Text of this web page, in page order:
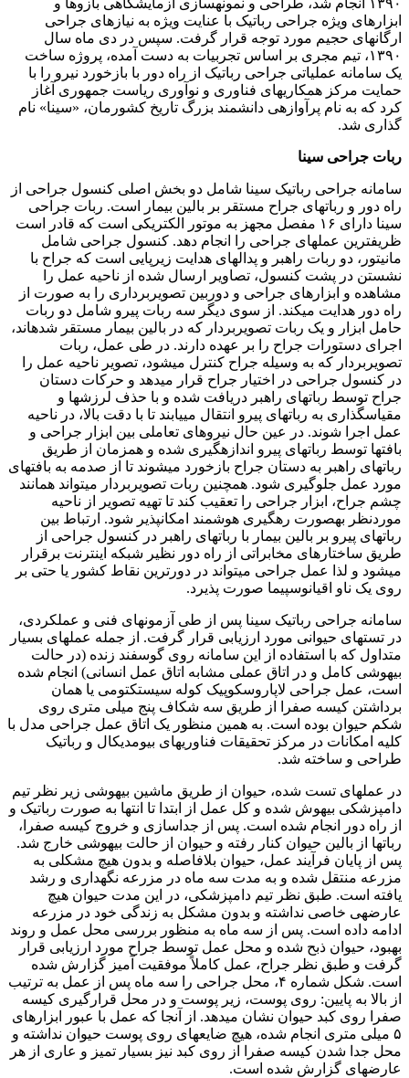
۱۳۹۰ انجام شد، طراحی و نمونهسازی آزمایشگاهی بازوها و
ابزارهای ویژه جراحی رباتیک با عنایت ویژه به نیازهای جراحی
ارگانهای حجیم مورد توجه قرار گرفت. سپس در دی ماه سال
۱۳۹۰، تیم مجری بر اساس تجربیات به دست آمده، پروژه ساخت
یک سامانه عملیاتی جراحی رباتیک از راه دور با بازخورد نیرو را با
حمایت مرکز همکاریهای فناوری و نوآوری ریاست جمهوری آغاز
کرد که به نام پرآوازهی دانشمند بزرگ تاریخ کشورمان، «سینا» نام
گذاری شد.
ربات جراحی سینا
سامانه جراحی رباتیک سینا شامل دو بخش اصلی کنسول جراحی از
راه دور و رباتهای جراح مستقر بر بالین بیمار است. ربات جراحی
سینا دارای ۱۶ مفصل مجهز به موتور الکتریکی است که قادر است
ظریفترین عملهای جراحی را انجام دهد. کنسول جراحی شامل
مانیتور، دو ربات راهبر و پدالهای هدایت زیرپایی است که جراح با
نشستن در پشت کنسول، تصاویر ارسال شده از ناحیه عمل را
مشاهده و ابزارهای جراحی و دوربین تصویربرداری را به صورت از
راه دور هدایت میکند. از سوی دیگر سه ربات پیرو شامل دو ربات
حامل ابزار و یک ربات تصویربردار که در بالین بیمار مستقر شدهاند،
اجرای دستورات جراح را بر عهده دارند. در طی عمل، ربات
تصویربردار که به وسیله جراح کنترل میشود، تصویر ناحیه عمل را
در کنسول جراحی در اختیار جراح قرار میدهد و حرکات دستان
جراح توسط رباتهای راهبر دریافت شده و با حذف لرزشها و
مقیاسگذاری به رباتهای پیرو انتقال مییابند تا با دقت بالا، در ناحیه
عمل اجرا شوند. در عین حال نیروهای تعاملی بین ابزار جراحی و
بافتها توسط رباتهای پیرو اندازهگیری شده و همزمان از طریق
رباتهای راهبر به دستان جراح بازخورد میشوند تا از صدمه به بافتهای
مورد عمل جلوگیری شود. همچنین ربات تصویربردار میتواند همانند
چشم جراح، ابزار جراحی را تعقیب کند تا تهیه تصویر از ناحیه
موردنظر بهصورت رهگیری هوشمند امکانپذیر شود. ارتباط بین
رباتهای پیرو بر بالین بیمار با رباتهای راهبر در کنسول جراحی از
طریق ساختارهای مخابراتی از راه دور نظیر شبکه اینترنت برقرار
میشود و لذا عمل جراحی میتواند در دورترین نقاط کشور یا حتی بر
روی یک ناو اقیانوسپیما صورت پذیرد.
سامانه جراحی رباتیک سینا پس از طی آزمونهای فنی و عملکردی،
در تستهای حیوانی مورد ارزیابی قرار گرفت. از جمله عملهای بسیار
متداول که با استفاده از این سامانه روی گوسفند زنده (در حالت
بیهوشی کامل و در اتاق عملی مشابه اتاق عمل انسانی) انجام شده
است، عمل جراحی لاپاروسکوپیک کوله سیستکتومی یا همان
برداشتن کیسه صفرا از طریق سه شکاف پنج میلی متری روی
شکم حیوان بوده است. به همین منظور یک اتاق عمل جراحی مدل با
کلیه امکانات در مرکز تحقیقات فناوریهای بیومدیکال و رباتیک
طراحی و ساخته شد.
در عملهای تست شده، حیوان از طریق ماشین بیهوشی زیر نظر تیم
دامپزشکی بیهوش شده و کل عمل از ابتدا تا انتها به صورت رباتیک و
از راه دور انجام شده است. پس از جداسازی و خروج کیسه صفرا،
رباتها از بالین حیوان کنار رفته و حیوان از حالت بیهوشی خارج شد.
پس از پایان فرآیند عمل، حیوان بلافاصله و بدون هیچ مشکلی به
مزرعه منتقل شده و به مدت سه ماه در مزرعه نگهداری و رشد
یافته است. طبق نظر تیم دامپزشکی، در این مدت حیوان هیچ
عارضهی خاصی نداشته و بدون مشکل به زندگی خود در مزرعه
ادامه داده است. پس از سه ماه به منظور بررسی محل عمل و روند
بهبود، حیوان ذبح شده و محل عمل توسط جراح مورد ارزیابی قرار
گرفت و طبق نظر جراح، عمل کاملاً موفقیت آمیز گزارش شده
است. شکل شماره ۴، محل جراحی را سه ماه پس از عمل به ترتیب
از بالا به پایین: روی پوست، زیر پوست و در محل قرارگیری کیسه
صفرا روی کبد حیوان نشان میدهد. از آنجا که عمل با عبور ابزارهای
۵ میلی متری انجام شده، هیچ ضایعهای روی پوست حیوان نداشته و
محل جدا شدن کیسه صفرا از روی کبد نیز بسیار تمیز و عاری از هر
عارضهای گزارش شده است.